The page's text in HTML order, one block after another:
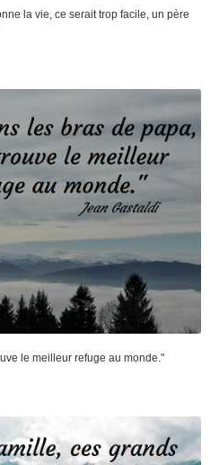
la vie, ce serait trop facile, un père
le meilleur refuge au monde."